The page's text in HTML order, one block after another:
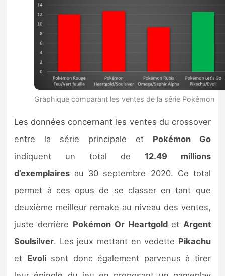
Graphique comparant les ventes de la série Pokémon
Les données concernant les ventes du crossover
entre la série principale et Pokémon Go
indiquent un total de12.49 millions
d’exemplaires au 30 septembre 2020. Ce total
permet à ces opus de se classer en tant que
deuxième meilleur remake au niveau des ventes,
juste derrière Pokémon Or Heartgold et Argent
Soulsilver. Les jeux mettant en vedette Pikachu
et Evolisont donc également parvenus à tirer